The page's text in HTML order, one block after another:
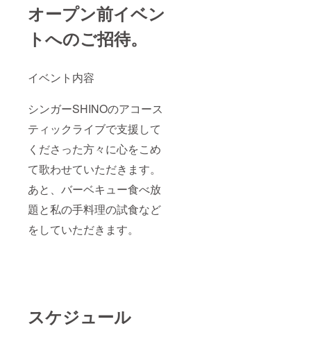
オープン前イベン
トへのご招待。
イベント内容
シンガーSHINOのアコース
ティックライブで支援して
くださった方々に心をこめ
て歌わせていただきます。
あと、バーベキュー食べ放
題と私の手料理の試食など
をしていただきます。
スケジュール